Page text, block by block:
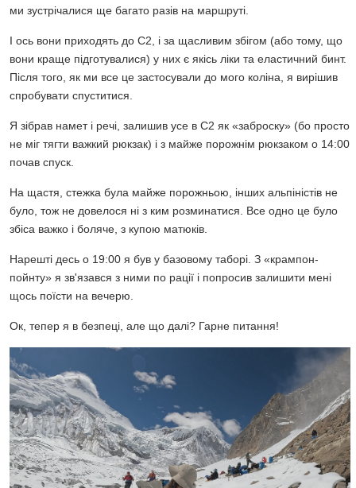
ми зустрічалися ще багато разів на маршруті.
І ось вони приходять до C2, і за щасливим збігом (або тому, що
вони краще підготувалися) у них є якісь ліки та еластичний бинт.
Після того, як ми все це застосували до мого коліна, я вирішив
спробувати спуститися.
Я зібрав намет і речі, залишив усе в C2 як «заброску» (бо просто
не міг тягти важкий рюкзак) і з майже порожнім рюкзаком о 14:00
почав спуск.
На щастя, стежка була майже порожньою, інших альпіністів не
було, тож не довелося ні з ким розминатися. Все одно це було
збіса важко і боляче, з купою матюків.
Нарешті десь о 19:00 я був у базовому таборі. З «крампон-
пойнту» я зв'язався з ними по рації і попросив залишити мені
щось поїсти на вечерю.
Ок, тепер я в безпеці, але що далі? Гарне питання!